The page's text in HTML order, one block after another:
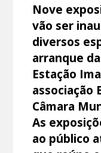
Nove
vão ser
diversos
arranque
Estação
associação
Câmara
As
ao público